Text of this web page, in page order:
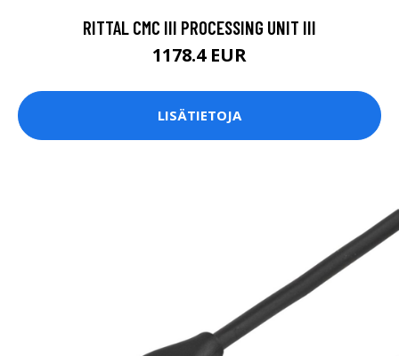
RITTAL CMC III PROCESSING UNIT III
1178.4 EUR
LISÄTIETOJA